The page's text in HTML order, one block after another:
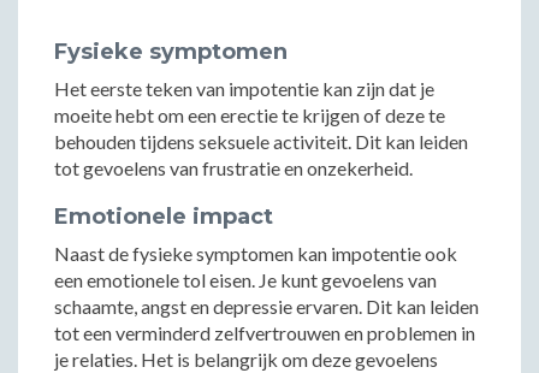
Fysieke symptomen
Het eerste teken van impotentie kan zijn dat je
moeite hebt om een erectie te krijgen of deze te
behouden tijdens seksuele activiteit. Dit kan leiden
tot gevoelens van frustratie en onzekerheid.
Emotionele impact
Naast de fysieke symptomen kan impotentie ook
een emotionele tol eisen. Je kunt gevoelens van
schaamte, angst en depressie ervaren. Dit kan leiden
tot een verminderd zelfvertrouwen en problemen in
je relaties. Het is belangrijk om deze gevoelens